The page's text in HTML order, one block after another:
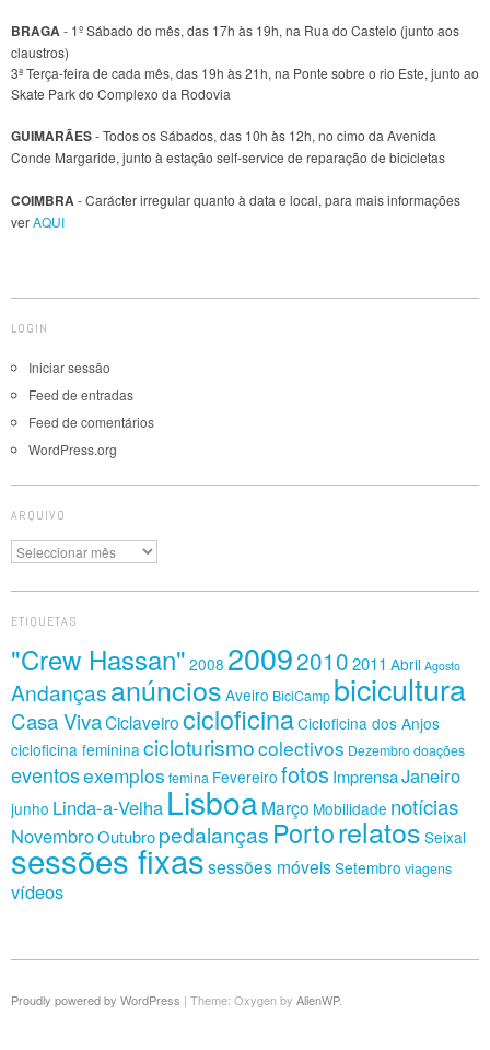
BRAGA- 1º Sábado do mês, das 17h às 19h, na Rua do Castelo (junto aos
claustros)
3ª Terça-feira de cada mês, das 19h às 21h, na Ponte sobre o rio Este, junto ao
Skate Park do Complexo da Rodovia
GUIMARÃES- Todos os Sábados, das 10h às 12h, no cimo da Avenida
Conde Margaride, junto à estação self-service de reparação de bicicletas
COIMBRA- Carácter irregular quanto à data e local, para mais informações
verAQUI
LOGIN
Iniciar sessão
Feed de entradas
Feed de comentários
WordPress.org
ARQUIVO
Arquivo
ETIQUETAS
"Crew Hassan" 2008 200920102011 Abril Agosto
Andançasanúncios Aveiro BiciCamp bicicultura
Casa VivaCiclaveirocicloficinaCicloficina dos Anjos
cicloficina feminina cicloturismocolectivos Dezembrodoações
eventosexemplos femina Fevereiro fotos ImprensaJaneiro
junho Linda-a-Velha LisboaMarço Mobilidade notícias
NovembroOutubropedalanças Portorelatos Seixal
sessões fixassessões móveisSetembro viagens
vídeos
Proudly powered by WordPress | Theme: Oxygen by AlienWP.